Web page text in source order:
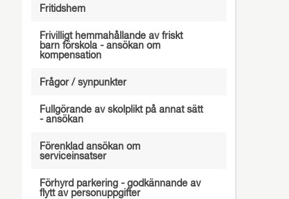
Fritidshem
Frivilligt hemmahållande av friskt
barn förskola - ansökan om
kompensation
Frågor / synpunkter
Fullgörande av skolplikt på annat sätt
- ansökan
Förenklad ansökan om
serviceinsatser
Förhyrd parkering - godkännande av
flytt av personuppgifter